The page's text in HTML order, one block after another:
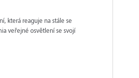
která reaguje na stále se
veřejné osvětlení se svojí